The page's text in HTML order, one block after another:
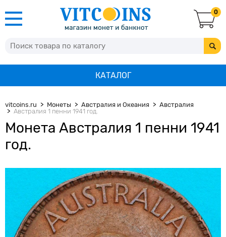
0
КАТАЛОГ
vitcoins.ru Монеты Австралия и Океания
Австралия
Австралия 1 пенни 1941 год.
Монета Австралия 1 пенни 1941
год.